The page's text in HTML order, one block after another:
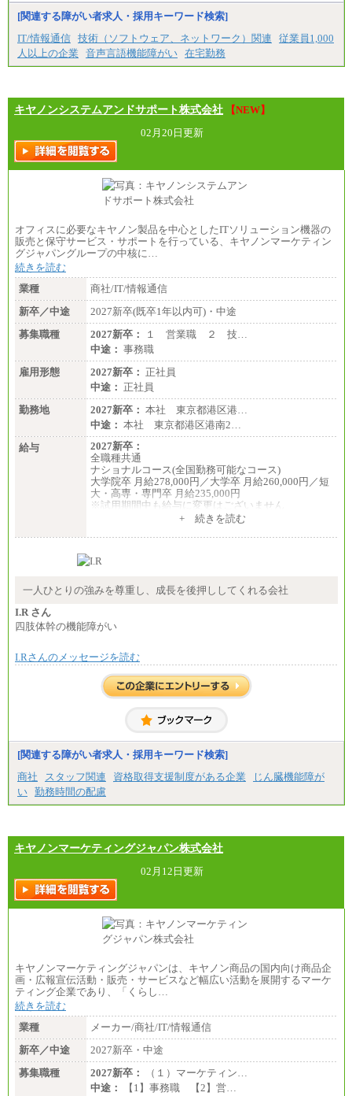
[関連する障がい者求人・採用キーワード検索]
IT/情報通信 技術（ソフトウェア、ネットワーク）関連
従業員1,000
人以上の企業
音声言語機能障がい 在宅勤務
キヤノンシステムアンドサポート株式会社
【NEW】
02月20日更新
オフィスに必要なキヤノン製品を中心としたITソリューション機器の
販売と保守サービス・サポートを行っている、キヤノンマーケティン
グジャパングループの中核に…
続きを読む
業種
商社/IT/情報通信
新卒／中途
2027新卒(既卒1年以内可)・中途
募集職種
2027新卒：
１ 営業職 ２ 技…
中途： 事務職
雇用形態
2027新卒： 正社員
中途： 正社員
勤務地
2027新卒： 本社 東京都港区港…
中途： 本社 東京都港区港南2…
給与
2027新卒：
全職種共通
ナショナルコース(全国勤務可能なコース)
大学院卒 月給278,000円／大学卒 月給260,000円／短
大・高専・専門卒 月給235,000円
※試用期間中も給与に変更はございません
大学院卒 月給264,000円／大学卒 月給250,000円／短
※試用期間中も給与に変更はございません
月給：250,000円～400,000円
+ 続きを読む
一人ひとりの強みを尊重し、成長を後押ししてくれる会社
I.R さん
四肢体幹の機能障がい
I.Rさんのメッセージを読む
[関連する障がい者求人・採用キーワード検索]
商社
スタッフ関連 資格取得支援制度がある企業
じん臓機能障が
い 勤務時間の配慮
キヤノンマーケティングジャパン株式会社
02月12日更新
キヤノンマーケティングジャパンは、キヤノン商品の国内向け商品企
画・広報宣伝活動・販売・サービスなど幅広い活動を展開するマーケ
ティング企業であり、「くらし…
続きを読む
業種
メーカー/商社/IT/情報通信
新卒／中途
2027新卒・中途
募集職種
2027新卒：
（１）マーケティン…
中途：
【1】事務職 【2】営…